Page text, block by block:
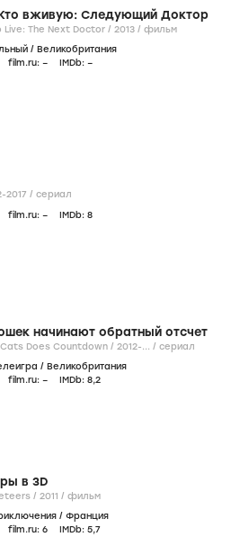
вживую: Следующий Доктор
Doctor Who Live: The Next Doctor / 2013 / фильм
/ Великобритания
film.ru: – IMDb: –
2017 / сериал
film.ru: – IMDb: 8
начинают обратный отсчет
8 Out of 10 Cats Does Countdown / 2012-... / сериал
/ Великобритания
film.ru: – IMDb: 8,2
в 3D
Three Musketeers / 2011 / фильм
/ Франция
film.ru: 6 IMDb: 5,7